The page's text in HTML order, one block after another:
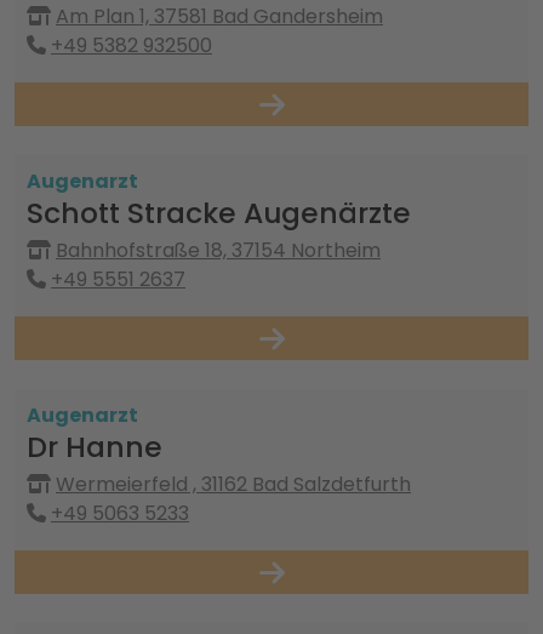
Am Plan 1, 37581 Bad Gandersheim
+49 5382 932500
Augenarzt
Schott Stracke Augenärzte
Bahnhofstraße 18, 37154 Northeim
+49 5551 2637
Augenarzt
Dr Hanne
Wermeierfeld , 31162 Bad Salzdetfurth
+49 5063 5233